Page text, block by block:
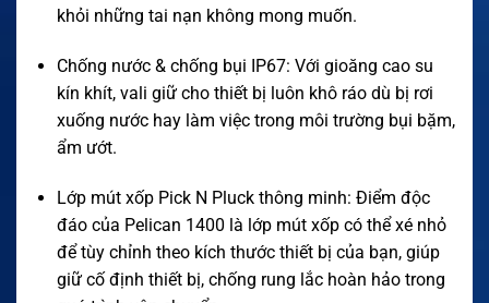
khỏi những tai nạn không mong muốn.
Chống nước & chống bụi IP67: Với gioăng cao su
kín khít, vali giữ cho thiết bị luôn khô ráo dù bị rơi
xuống nước hay làm việc trong môi trường bụi bặm,
ẩm ướt.
Lớp mút xốp Pick N Pluck thông minh: Điểm độc
đáo của Pelican 1400 là lớp mút xốp có thể xé nhỏ
để tùy chỉnh theo kích thước thiết bị của bạn, giúp
giữ cố định thiết bị, chống rung lắc hoàn hảo trong